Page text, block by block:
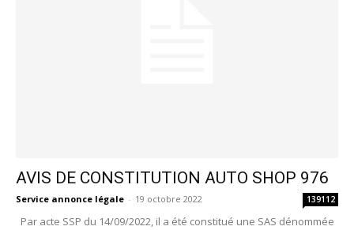
AVIS DE CONSTITUTION AUTO SHOP 976
Service annonce légale - 19 octobre 2022 139112
Par acte SSP du 14/09/2022, il a été constitué une SAS dénommée